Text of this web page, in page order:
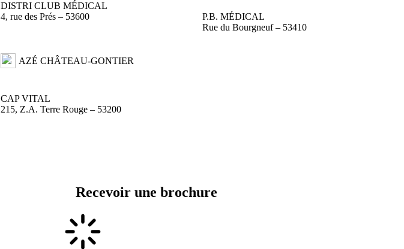
DISTRI CLUB MÉDICAL
4, rue des Prés – 53600
AZÉ CHÂTEAU-GONTIER
CAP VITAL
215, Z.A. Terre Rouge – 53200
P.B. MÉDICAL
Rue du Bourgneuf – 53410
Recevoir une brochure